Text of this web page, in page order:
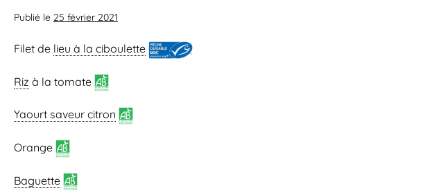
Publié le 25 février 2021
Filet de lieu à la ciboulette
Riz à la tomate
Yaourt saveur citron
Orange
Baguette